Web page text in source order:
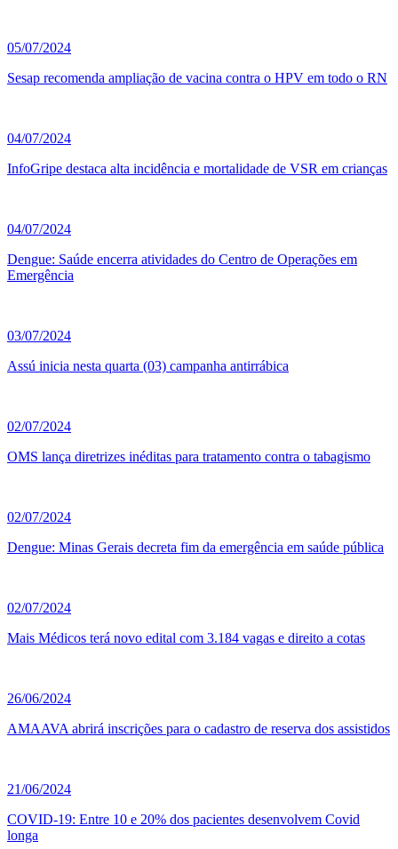
05/07/2024
Sesap recomenda ampliação de vacina contra o HPV em todo o RN
04/07/2024
InfoGripe destaca alta incidência e mortalidade de VSR em crianças
04/07/2024
Dengue: Saúde encerra atividades do Centro de Operações em
Emergência
03/07/2024
Assú inicia nesta quarta (03) campanha antirrábica
02/07/2024
OMS lança diretrizes inéditas para tratamento contra o tabagismo
02/07/2024
Dengue: Minas Gerais decreta fim da emergência em saúde pública
02/07/2024
Mais Médicos terá novo edital com 3.184 vagas e direito a cotas
26/06/2024
AMAAVA abrirá inscrições para o cadastro de reserva dos assistidos
21/06/2024
COVID-19: Entre 10 e 20% dos pacientes desenvolvem Covid
longa